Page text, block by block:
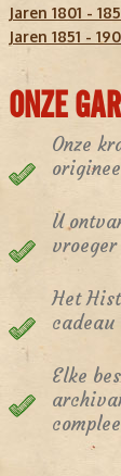
Jaren 1801 -
Jaren 1851 -
ONZE
Onze
U
Het
Elke